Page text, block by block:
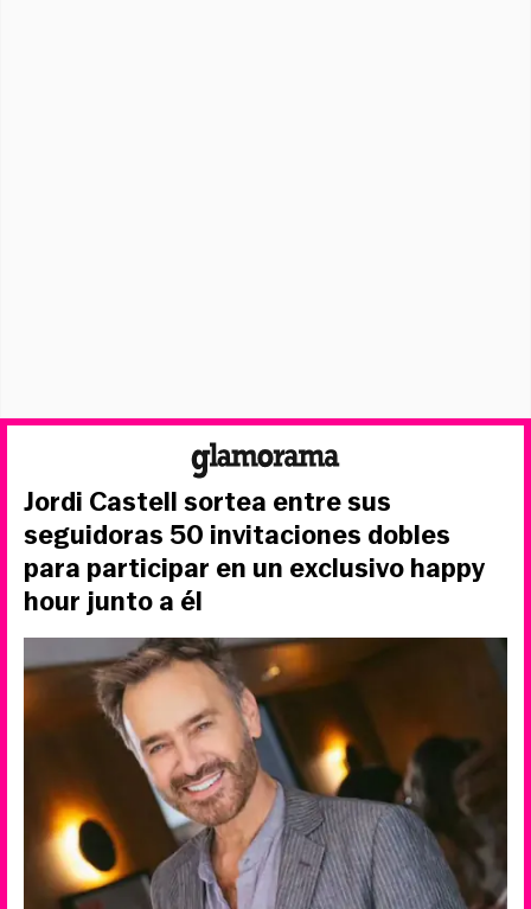
Jordi Castell sortea entre sus
seguidoras 50 invitaciones dobles
para participar en un exclusivo happy
hour junto a él